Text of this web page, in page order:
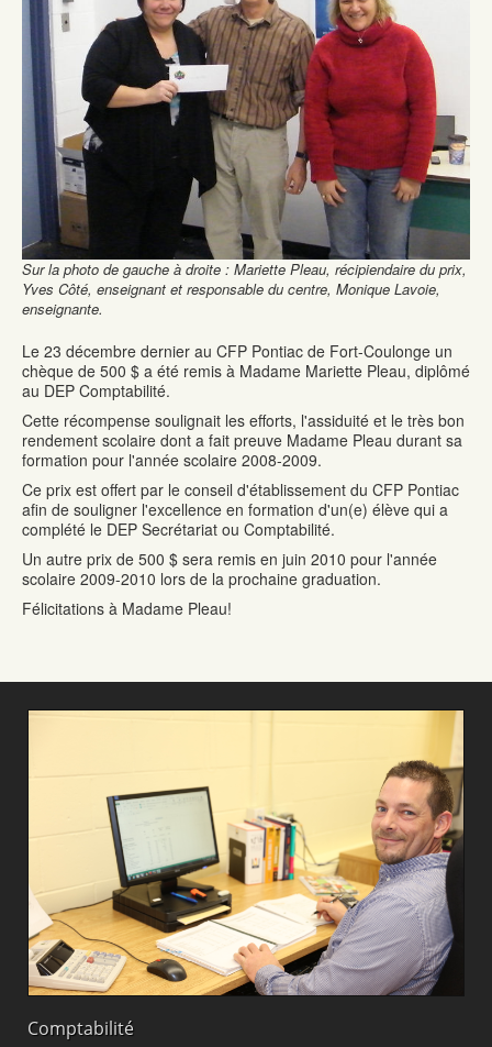
Sur la photo de gauche à droite : Mariette Pleau, récipiendaire du prix,
Yves Côté, enseignant et responsable du centre, Monique Lavoie,
enseignante.
Le 23 décembre dernier au CFP Pontiac de Fort-Coulonge un
chèque de 500 $ a été remis à Madame Mariette Pleau, diplômé
au DEP Comptabilité.
Cette récompense soulignait les efforts, l'assiduité et le très bon
rendement scolaire dont a fait preuve Madame Pleau durant sa
formation pour l'année scolaire 2008-2009.
Ce prix est offert par le conseil d'établissement du CFP Pontiac
afin de souligner l'excellence en formation d'un(e) élève qui a
complété le DEP Secrétariat ou Comptabilité.
Un autre prix de 500 $ sera remis en juin 2010 pour l'année
scolaire 2009-2010 lors de la prochaine graduation.
Félicitations à Madame Pleau!
Comptabilité